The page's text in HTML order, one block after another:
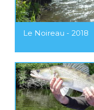
Le Noireau - 2018